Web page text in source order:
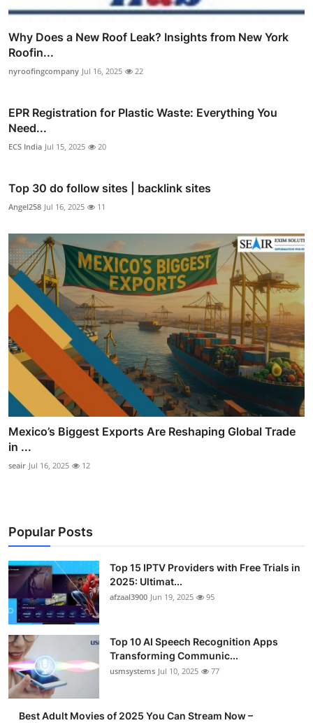
Why Does a New Roof Leak? Insights from New York
Roofin...
nyroofingcompany Jul 16, 2025 22
EPR Registration for Plastic Waste: Everything You
Need...
ECS India Jul 15, 2025 20
Top 30 do follow sites | backlink sites
Angel258 Jul 16, 2025 11
Mexico’s Biggest Exports Are Reshaping Global Trade
in ...
seair Jul 16, 2025 12
Popular Posts
Top 15 IPTV Providers with Free Trials in
2025: Ultimat...
afzaal3900 Jun 19, 2025 95
Top 10 AI Speech Recognition Apps
Transforming Communic...
usmsystems Jul 10, 2025 77
Best Adult Movies of 2025 You Can Stream Now –